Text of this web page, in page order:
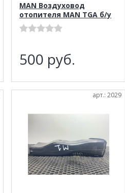
MAN Воздуховод
отопителя MAN TGA б/у
500 руб.
арт.: 2029